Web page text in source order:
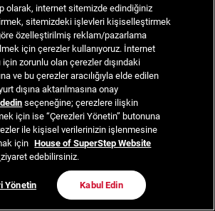
olarak, internet sitemizde edindiğiniz
sitemizdeki işlevleri kişiselleştirmek
özelleştirilmiş reklam/pazarlama
için çerezler kullanıyoruz. İnternet
zorunlu olan çerezler dışındaki
ve bu çerezler aracılığıyla elde edilen
dışına aktarılmasına onay
seçeneğine; çerezlere ilişkin
için ise “Çerezleri Yönetin” butonuna
ile kişisel verilerinizin işlenmesine
için House of SuperStep Website
ziyaret edebilirsiniz.
Yönetin Kabul Edin